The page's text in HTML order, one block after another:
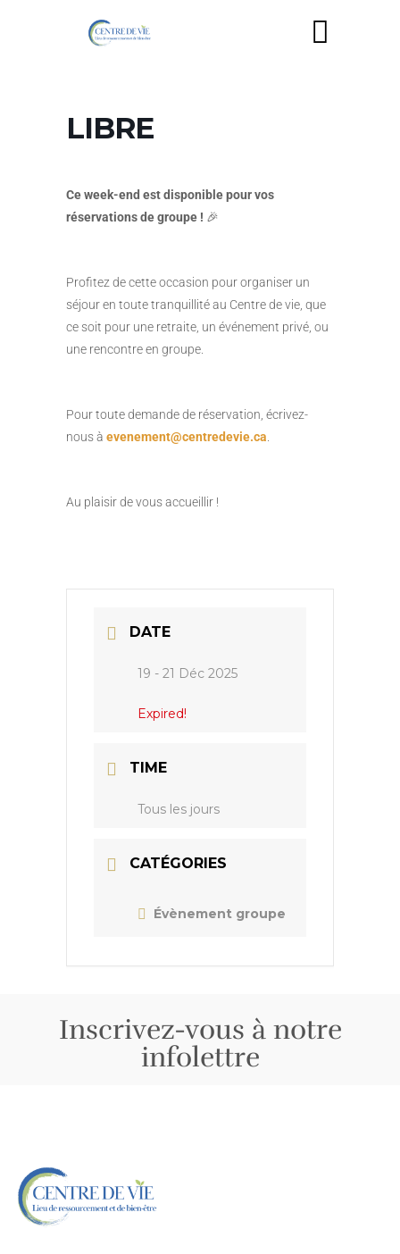
LIBRE
Ce week-end est disponible pour vos
réservations de groupe ! 🎉
Profitez de cette occasion pour organiser un
séjour en toute tranquillité au Centre de vie, que
ce soit pour une retraite, un événement privé, ou
une rencontre en groupe.
Pour toute demande de réservation, écrivez-
nous à evenement@centredevie.ca
Au plaisir de vous accueillir !
DATE
19 - 21 Déc 2025
Expired!
TIME
Tous les jours
CATÉGORIES
Évènement groupe
Inscrivez-vous à notre
infolettre